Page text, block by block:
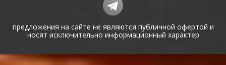
предложения на сайте не являются публичной офертой и
носят исключительно информационный характер